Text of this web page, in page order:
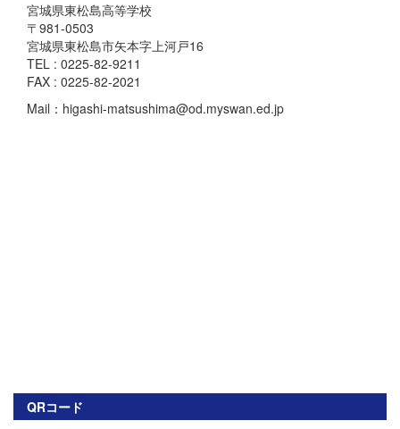
宮城県東松島高等学校
〒981-0503
宮城県東松島市矢本字上河戸16
TEL : 0225-82-9211
FAX : 0225-82-2021
Mail：higashi-matsushima@od.myswan.ed.jp
QRコード